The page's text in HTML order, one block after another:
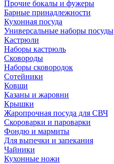
Прочие бокалы и фужеры
Барные принадлежности
Кухонная посуда
Универсальные наборы посуды
Кастрюли
Наборы кастрюль
Сковороды
Наборы сковородок
Сотейники
Ковши
Казаны и жаровни
Крышки
Жаропрочная посуда для СВЧ
Скороварки и пароварки
Фондю и мармиты
Для выпечки и запекания
Чайники
Кухонные ножи